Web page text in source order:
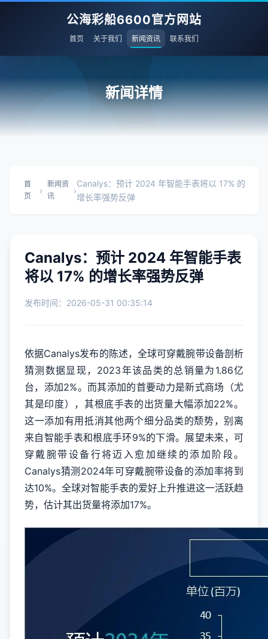
公海彩船6600官方网站
首页 关于我们 新闻资讯 联系我们
新闻详情
首
页
›
新闻资
讯
›
Canalys：预计 2024 年智能手表将以 17% 的
增长率强势反弹
Canalys：预计 2024 年智能手表
将以 17% 的增长率强势反弹
发布时间：2026-05-31 00:35:14
依据Canalys发布的陈述，全球可穿戴腕带设备剖析
猜测数据显现，2023年该品类的总销量为1.86亿
台，添加2%。而其添加的首要动力是新式商场（尤
其是印度），其根底手表的出货量大幅添加22%。
这一添加有用抵消其他两个细分品类的颓势，别离
来自智能手表和根底手环9%的下滑。展望未来，可
穿戴腕带设备行将迈入愈加继续的添加阶段。
Canalys猜测2024年可穿戴腕带设备的添加率将到
达10%。全球对智能手表的爱好上升推进这一活跃趋
势，估计其出货量将添加17%。